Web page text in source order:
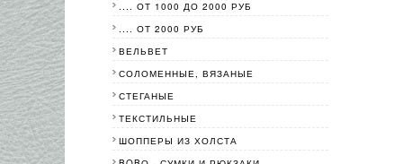
.... ОТ 1000 ДО 2000 РУБ
.... ОТ 2000 РУБ
ВЕЛЬВЕТ
СОЛОМЕННЫЕ, ВЯЗАНЫЕ
СТЕГАНЫЕ
ТЕКСТИЛЬНЫЕ
ШОППЕРЫ ИЗ ХОЛСТА